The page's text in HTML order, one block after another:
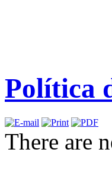
Política
There are